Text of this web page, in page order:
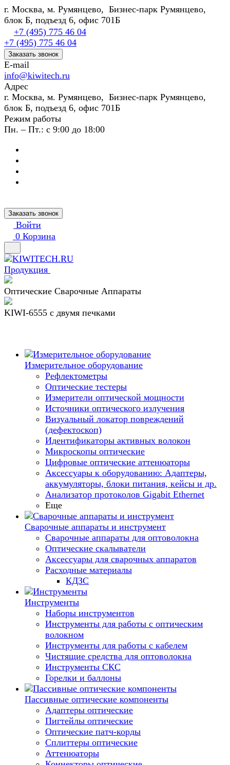
г. Москва, м. Румянцево, Бизнес-парк Румянцево,
блок Б, подъезд 6, офис 701Б
+7 (495) 775 46 04
+7 (495) 775 46 04
Заказать звонок
E-mail
info@kiwitech.ru
Адрес
г. Москва, м. Румянцево, Бизнес-парк Румянцево,
блок Б, подъезд 6, офис 701Б
Режим работы
Пн. – Пт.: с 9:00 до 18:00
Заказать звонок
Войти
0 Корзина
Продукция
Оптические Сварочные Аппараты
KIWI-6555 c двумя печками
Измерительное оборудование
Рефлектометры
Оптические тестеры
Измерители оптической мощности
Источники оптического излучения
Визуальный локатор повреждений
(дефектоскоп)
Идентификаторы активных волокон
Микроскопы оптические
Цифровые оптические аттенюаторы
Аксессуары к оборудованию: Адаптеры,
аккумуляторы, блоки питания, кейсы и др.
Анализатор протоколов Gigabit Ethernet
Еще
Сварочные аппараты и инструмент
Сварочные аппараты для оптоволокна
Оптические скалыватели
Аксессуары для сварочных аппаратов
Расходные материалы
КДЗС
Инструменты
Наборы инструментов
Инструменты для работы с оптическим
волокном
Инструменты для работы с кабелем
Чистящие средства для оптоволокна
Инструменты СКС
Горелки и баллоны
Пассивные оптические компоненты
Адаптеры оптические
Пигтейлы оптические
Оптические патч-корды
Сплиттеры оптические
Аттенюаторы